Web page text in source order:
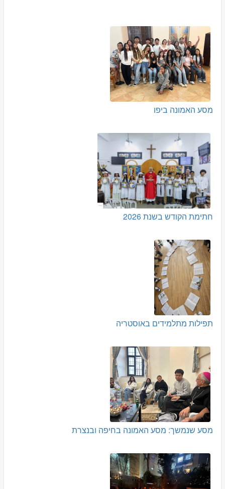
מסע האמונה ביפו
חתימת הקודש בשנת 2026
תפילות מתלמידים באוסטריה
מסע שנמשך: מסע האמונה בחיפה ובנצרת